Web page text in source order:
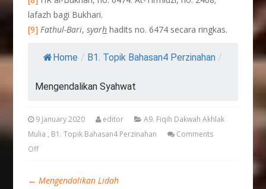
lafazh bagi Bukhari.
[9] Fathul-Bari,syarh hadits no. 6474 secara ringkas.
Home / B1. Topik Bahasan4 Perzinahan /
Mengendalikan Syahwat
9 January 2020 editor
A9. Fiqih Dakwah Akhlak
Mulia , B1. Topik Bahasan4 Perzinahan
Comments
Off
← Mengendalikan Lidah